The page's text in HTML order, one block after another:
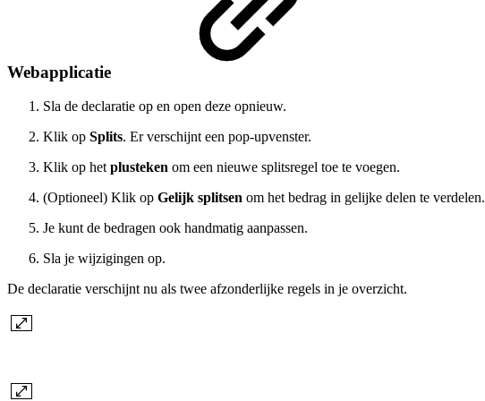
Webapplicatie
Sla de declaratie op en open deze opnieuw.
Klik op Splits. Er verschijnt een pop-upvenster.
Klik op hetplusteken om een nieuwe splitsregel toe te voegen.
(Optioneel) Klik op Gelijk splitsen om het bedrag in gelijke delen te verdelen.
Je kunt de bedragen ook handmatig aanpassen.
Sla je wijzigingen op.
De declaratie verschijnt nu als twee afzonderlijke regels in je overzicht.